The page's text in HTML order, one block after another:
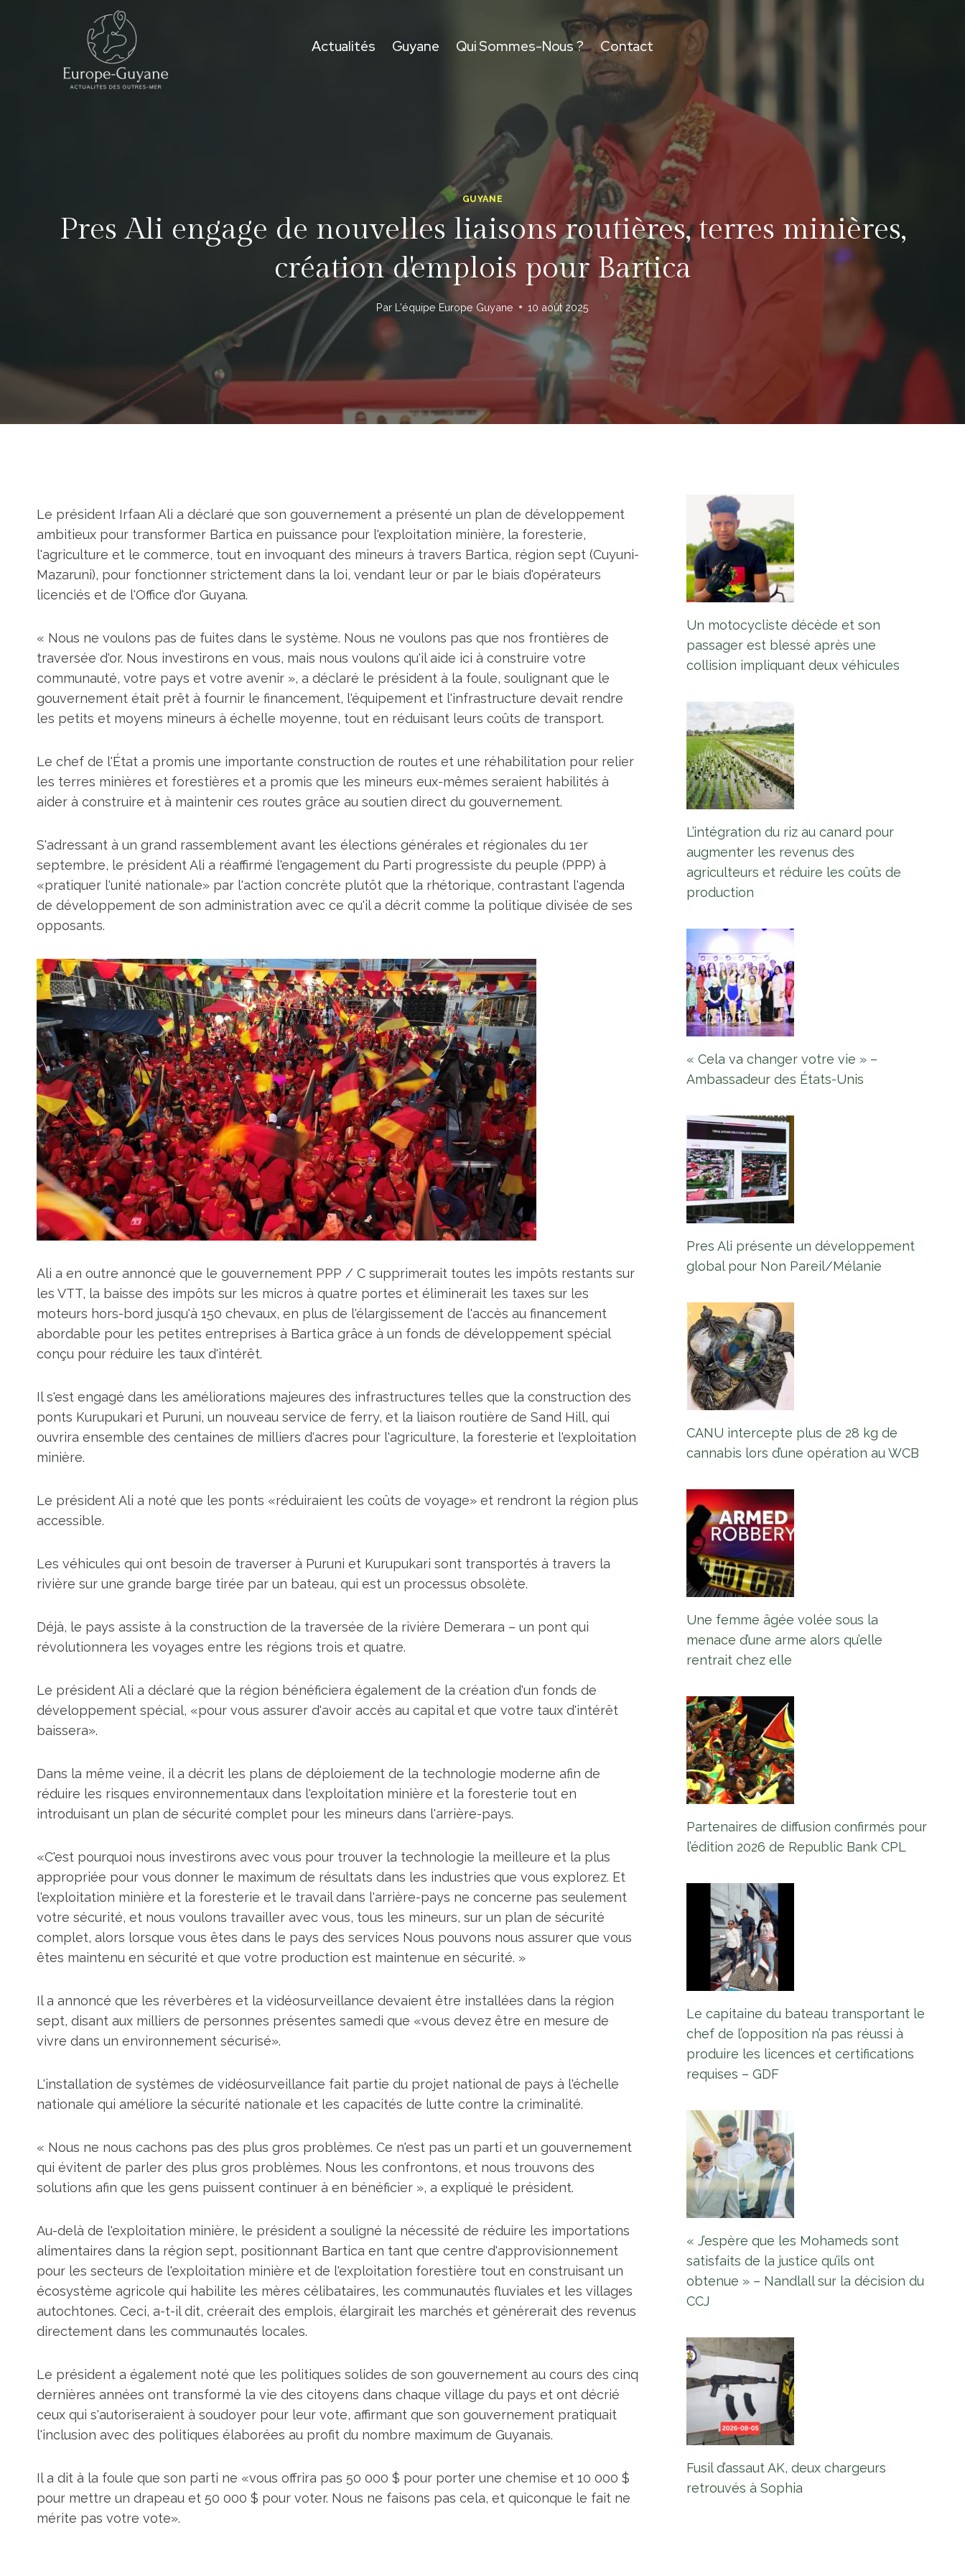
Actualités Guyane Qui Sommes-Nous ? Contact
GUYANE
Pres Ali engage de nouvelles liaisons routières, terres minières,
création d'emplois pour Bartica
Par L'équipe Europe Guyane 10 août 2025
Le président Irfaan Ali a déclaré que son gouvernement a présenté un plan de développement
ambitieux pour transformer Bartica en puissance pour l'exploitation minière, la foresterie,
l'agriculture et le commerce, tout en invoquant des mineurs à travers Bartica, région sept (Cuyuni-
Mazaruni), pour fonctionner strictement dans la loi, vendant leur or par le biais d'opérateurs
licenciés et de l'Office d'or Guyana.
« Nous ne voulons pas de fuites dans le système. Nous ne voulons pas que nos frontières de
traversée d'or. Nous investirons en vous, mais nous voulons qu'il aide ici à construire votre
communauté, votre pays et votre avenir », a déclaré le président à la foule, soulignant que le
gouvernement était prêt à fournir le financement, l'équipement et l'infrastructure devait rendre
les petits et moyens mineurs à échelle moyenne, tout en réduisant leurs coûts de transport.
Le chef de l'État a promis une importante construction de routes et une réhabilitation pour relier
les terres minières et forestières et a promis que les mineurs eux-mêmes seraient habilités à
aider à construire et à maintenir ces routes grâce au soutien direct du gouvernement.
S'adressant à un grand rassemblement avant les élections générales et régionales du 1er
septembre, le président Ali a réaffirmé l'engagement du Parti progressiste du peuple (PPP) à
«pratiquer l'unité nationale» par l'action concrète plutôt que la rhétorique, contrastant l'agenda
de développement de son administration avec ce qu'il a décrit comme la politique divisée de ses
opposants.
Ali a en outre annoncé que le gouvernement PPP / C supprimerait toutes les impôts restants sur
les VTT, la baisse des impôts sur les micros à quatre portes et éliminerait les taxes sur les
moteurs hors-bord jusqu'à 150 chevaux, en plus de l'élargissement de l'accès au financement
abordable pour les petites entreprises à Bartica grâce à un fonds de développement spécial
conçu pour réduire les taux d'intérêt.
Il s'est engagé dans les améliorations majeures des infrastructures telles que la construction des
ponts Kurupukari et Puruni, un nouveau service de ferry, et la liaison routière de Sand Hill, qui
ouvrira ensemble des centaines de milliers d'acres pour l'agriculture, la foresterie et l'exploitation
minière.
Le président Ali a noté que les ponts «réduiraient les coûts de voyage» et rendront la région plus
accessible.
Les véhicules qui ont besoin de traverser à Puruni et Kurupukari sont transportés à travers la
rivière sur une grande barge tirée par un bateau, qui est un processus obsolète.
Déjà, le pays assiste à la construction de la traversée de la rivière Demerara – un pont qui
révolutionnera les voyages entre les régions trois et quatre.
Le président Ali a déclaré que la région bénéficiera également de la création d'un fonds de
développement spécial, «pour vous assurer d'avoir accès au capital et que votre taux d'intérêt
baissera».
Dans la même veine, il a décrit les plans de déploiement de la technologie moderne afin de
réduire les risques environnementaux dans l'exploitation minière et la foresterie tout en
introduisant un plan de sécurité complet pour les mineurs dans l'arrière-pays.
«C'est pourquoi nous investirons avec vous pour trouver la technologie la meilleure et la plus
appropriée pour vous donner le maximum de résultats dans les industries que vous explorez. Et
l'exploitation minière et la foresterie et le travail dans l'arrière-pays ne concerne pas seulement
votre sécurité, et nous voulons travailler avec vous, tous les mineurs, sur un plan de sécurité
complet, alors lorsque vous êtes dans le pays des services Nous pouvons nous assurer que vous
êtes maintenu en sécurité et que votre production est maintenue en sécurité. »
Il a annoncé que les réverbères et la vidéosurveillance devaient être installées dans la région
sept, disant aux milliers de personnes présentes samedi que «vous devez être en mesure de
vivre dans un environnement sécurisé».
L'installation de systèmes de vidéosurveillance fait partie du projet national de pays à l'échelle
nationale qui améliore la sécurité nationale et les capacités de lutte contre la criminalité.
« Nous ne nous cachons pas des plus gros problèmes. Ce n'est pas un parti et un gouvernement
qui évitent de parler des plus gros problèmes. Nous les confrontons, et nous trouvons des
solutions afin que les gens puissent continuer à en bénéficier », a expliqué le président.
Au-delà de l'exploitation minière, le président a souligné la nécessité de réduire les importations
alimentaires dans la région sept, positionnant Bartica en tant que centre d'approvisionnement
pour les secteurs de l'exploitation minière et de l'exploitation forestière tout en construisant un
écosystème agricole qui habilite les mères célibataires, les communautés fluviales et les villages
autochtones. Ceci, a-t-il dit, créerait des emplois, élargirait les marchés et générerait des revenus
directement dans les communautés locales.
Le président a également noté que les politiques solides de son gouvernement au cours des cinq
dernières années ont transformé la vie des citoyens dans chaque village du pays et ont décrié
ceux qui s'autoriseraient à soudoyer pour leur vote, affirmant que son gouvernement pratiquait
l'inclusion avec des politiques élaborées au profit du nombre maximum de Guyanais.
Il a dit à la foule que son parti ne «vous offrira pas 50 000 $ pour porter une chemise et 10 000 $
pour mettre un drapeau et 50 000 $ pour voter. Nous ne faisons pas cela, et quiconque le fait ne
mérite pas votre vote».
Un motocycliste décède et son
passager est blessé après une
collision impliquant deux véhicules
L’intégration du riz au canard pour
augmenter les revenus des
agriculteurs et réduire les coûts de
production
« Cela va changer votre vie » –
Ambassadeur des États-Unis
Pres Ali présente un développement
global pour Non Pareil/Mélanie
CANU intercepte plus de 28 kg de
cannabis lors d’une opération au WCB
Une femme âgée volée sous la
menace d’une arme alors qu’elle
rentrait chez elle
Partenaires de diffusion confirmés pour
l’édition 2026 de Republic Bank CPL
Le capitaine du bateau transportant le
chef de l’opposition n’a pas réussi à
produire les licences et certifications
requises – GDF
« J’espère que les Mohameds sont
satisfaits de la justice qu’ils ont
obtenue » – Nandlall sur la décision du
CCJ
Fusil d’assaut AK, deux chargeurs
retrouvés à Sophia